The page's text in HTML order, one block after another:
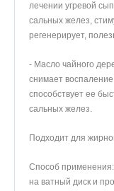
лечении угревой
сальных желез,
регенерирует,
- Масло чайного
снимает
способствует ее
сальных желез.
Подходит для
Способ
на ватный диск и